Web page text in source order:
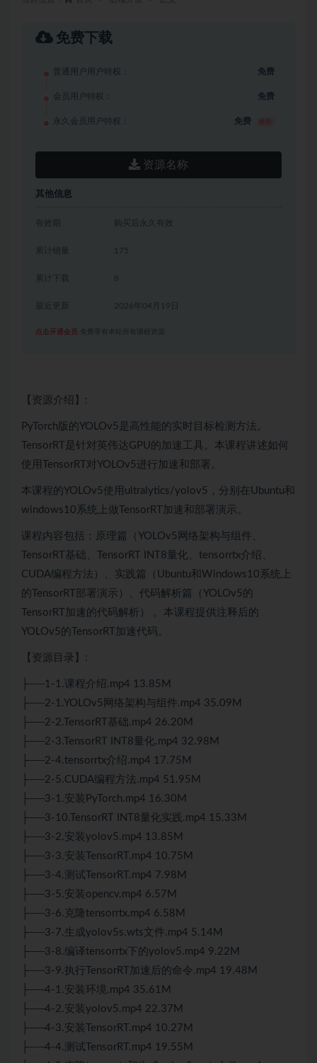
免费下载
普通用户用户特权： 免费
会员用户特权： 免费
永久会员用户特权： 免费
资源名称
其他信息
有效期 购买后永久有效
累计销量 175
累计下载 8
2026年04月19日
点击开通会员 免费享有本站所有课程资源
【资源介绍】:
PyTorch 版的YOLOv5是高性能的实时目标检测方法。
TensorRT是针对英伟达GPU的加速工具。本课程讲述如何
使用TensorRT对YOLOv5进行加速和部署。
本课程的YOLOv5使用ultralytics/yolov5，分别在Ubuntu和
windows10系统上做TensorRT加速和部署演示。
课程内容包括：原理篇（YOLOv5网络架构与组件、
TensorRT基础、TensorRT INT8量化、tensorrtx介绍、
CUDA编程方法）、实践篇（Ubuntu和Windows10系统上
的TensorRT部署演示）、代码解析篇（YOLOv5的
TensorRT加速的代码解析） 。本课程提供注释后的
YOLOv5的TensorRT加速代码。
【资源目录】:
├──1-1.课程介绍.mp4 13.85M
├──2-1.YOLOv5网络架构与组件.mp4 35.09M
├──2-2.TensorRT基础.mp4 26.20M
├──2-3.TensorRT INT8量化.mp4 32.98M
├──2-4.tensorrtx介绍.mp4 17.75M
├──2-5.CUDA编程方法.mp4 51.95M
├──3-1.安装 PyTorch.mp4 16.30M
├──3-10.TensorRT INT8量化实践.mp4 15.33M
├──3-2.安装yolov5.mp4 13.85M
├──3-3.安装TensorRT.mp4 10.75M
├──3-4.测试TensorRT.mp4 7.98M
├──3-5.安装opencv.mp4 6.57M
├──3-6.克隆tensorrtx.mp4 6.58M
├──3-7.生成yolov5s.wts文件.mp4 5.14M
├──3-8.编译tensorrtx下的yolov5.mp4 9.22M
├──3-9.执行TensorRT加速后的命令.mp4 19.48M
├──4-1.安装环境.mp4 35.61M
├──4-2.安装yolov5.mp4 22.37M
├──4-3.安装TensorRT.mp4 10.27M
├──4-4.测试TensorRT.mp4 19.55M